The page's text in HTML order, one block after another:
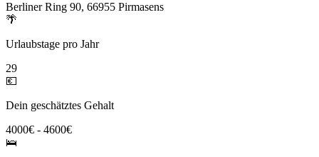
Berliner Ring 90, 66955 Pirmasens
🌴
Urlaubstage pro Jahr
29
💶
Dein geschätztes Gehalt
4000€ - 4600€
🛌